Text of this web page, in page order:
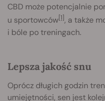
CBD może potencjalnie
u sportowców[1], a także
i bóle po treningach.
Lepsza jakość snu
Oprócz długich godzin
umiejętności, sen jest